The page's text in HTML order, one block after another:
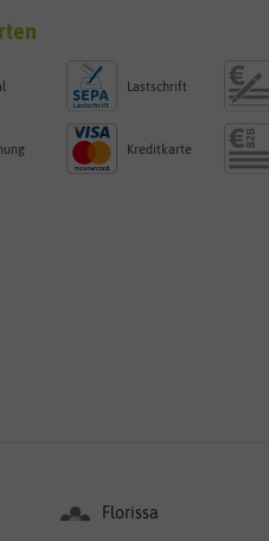
Lastschrift
Kreditkarte
Florissa